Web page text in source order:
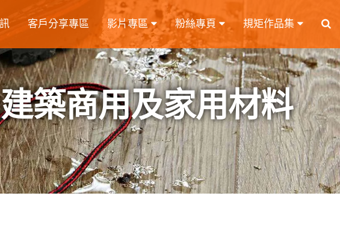
客戶分享專區 影片專區 粉絲專頁 規矩作品集
築商用及家用材料